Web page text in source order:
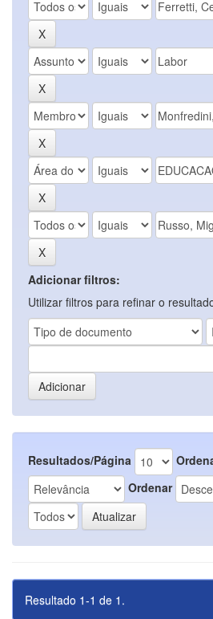
Adicionar filtros:
Utilizar filtros para refinar o
Resultados/Página
Ordenar
Resultado 1-1 de 1.